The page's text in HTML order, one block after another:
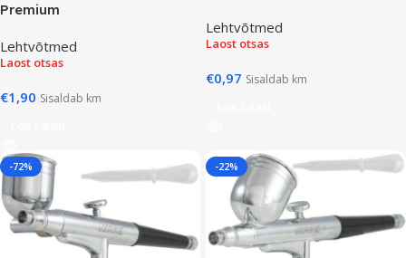
Premium
Lehtvõtmed
Laost otsas
€1,90 Sisaldab km
Lehtvõtmed
Laost otsas
€0,97 Sisaldab km
-72% -22%